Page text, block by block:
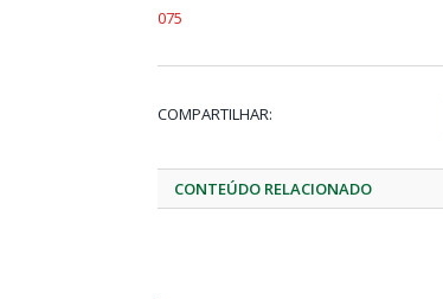
075
COMPARTILHAR:
CONTEÚDO RELACIONADO